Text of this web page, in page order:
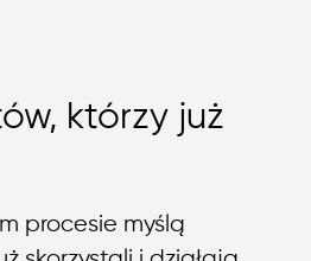
którzy już
procesie myślą